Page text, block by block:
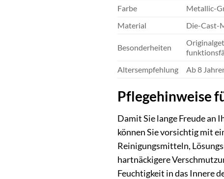
Farbe
Metallic-
Material
Die-Cast-
Besonderheiten
Altersempfehlung
Ab 8
Pflegehinweise
Damit Sie lange Freude an
können Sie vorsichtig mit
Reinigungsmitteln,
hartnäckigere
Feuchtigkeit in das Innere